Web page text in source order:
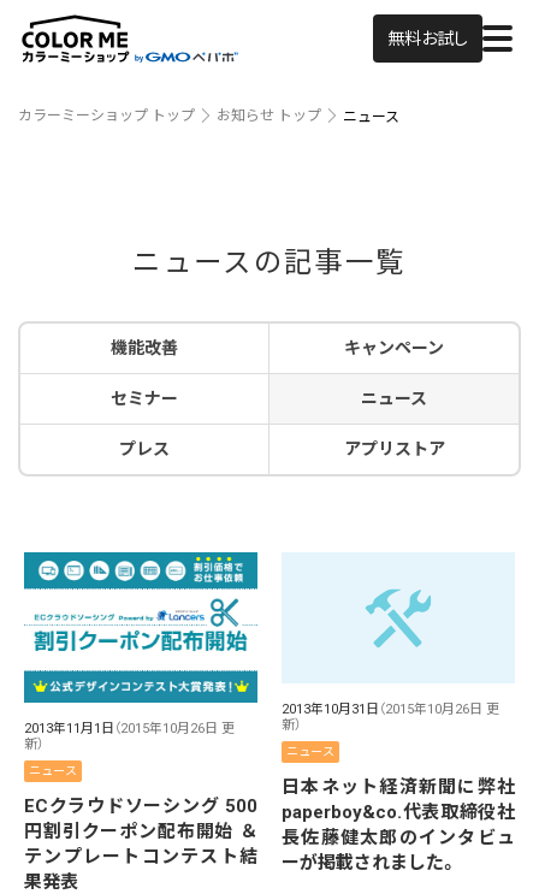
無料お試し
カラーミーショップ トップ お知らせ トップ ニュース
ニュースの記事一覧
機能改善 キャンペーン
セミナー ニュース
プレス アプリストア
2013年11月1日 （2015年10月26日 更
新）
ニュース
ECクラウドソーシング 500
円割引クーポン配布開始 ＆
テンプレートコンテスト結
果発表
2013年10月31日 （2015年10月26日 更
新）
ニュース
日本ネット経済新聞に弊社
paperboy&co.代表取締役社
長佐藤健太郎のインタビュ
ーが掲載されました。